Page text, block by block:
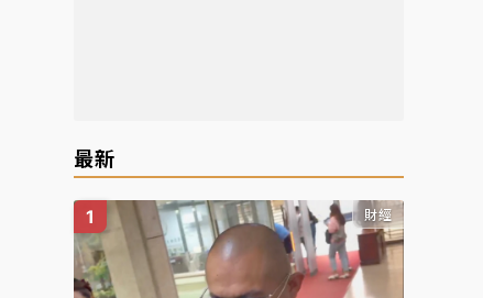
最新
財經